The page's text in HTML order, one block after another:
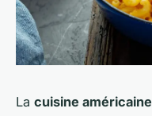
La cuisine américaine